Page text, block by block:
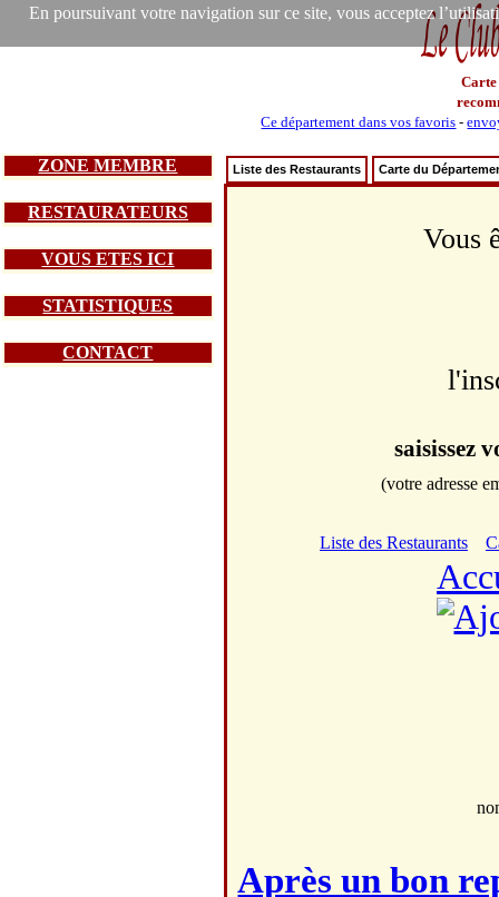
En poursuivant votre navigation sur ce site, vous acceptez
Carte
Ce département dans vos favoris -
ZONE MEMBRE
RESTAURATEURS
VOUS ETES ICI
STATISTIQUES
CONTACT
Liste des Restaurants Carte du
Vous
saisissez
(votre adresse
Liste des Restaurants
Après un bon